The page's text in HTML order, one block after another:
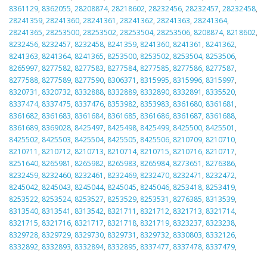
8361129, 8362055, 28208874, 28218602, 28232456, 28232457, 28232458,
28241359, 28241360, 28241361 , 28241362, 28241363, 28241364,
28241365, 28253500, 28253502, 28253504, 28253506, 8208874, 8218602,
8232456, 8232457, 8232458, 8241359, 8241360, 8241361 , 8241362,
8241363, 8241364, 8241365, 8253500, 8253502, 8253504, 8253506,
8265997, 8277582, 8277583, 8277584, 8277585, 8277586, 8277587,
8277588, 8277589, 8277590, 8306371 , 8315995, 8315996, 8315997,
8320731 , 8320732, 8332888, 8332889, 8332890, 8332891 , 8335520,
8337474, 8337475, 8337476, 8353982, 8353983, 8361680, 8361681 ,
8361682, 8361683, 8361684, 8361685, 8361686, 8361687, 8361688,
8361689, 8369028, 8425497, 8425498, 8425499, 8425500, 8425501 ,
8425502, 8425503, 8425504, 8425505, 8425506, 8210709, 8210710,
8210711 , 8210712, 8210713, 8210714, 8210715, 8210716, 8210717,
8251640, 8265981 , 8265982, 8265983, 8265984, 8273651 , 8276386,
8232459, 8232460, 8232461 , 8232469, 8232470, 8232471 , 8232472,
8245042, 8245043, 8245044, 8245045, 8245046, 8253418, 8253419,
8253522, 8253524, 8253527, 8253529, 8253531 , 8276385, 8313539,
8313540, 8313541 , 8313542, 8321711 , 8321712, 8321713, 8321714,
8321715, 8321716, 8321717, 8321718, 8321719, 8323237, 8323238,
8329728, 8329729, 8329730, 8329731 , 8329732, 8330803, 8332126,
8332892, 8332893, 8332894, 8332895, 8337477, 8337478, 8337479,